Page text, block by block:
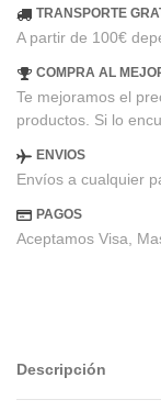
TRANSPORTE
A partir de 100€
COMPRA AL
Te mejoramos el
productos. Si lo
ENVIOS
Envíos a cualquier
PAGOS
Aceptamos Visa,
Descripción